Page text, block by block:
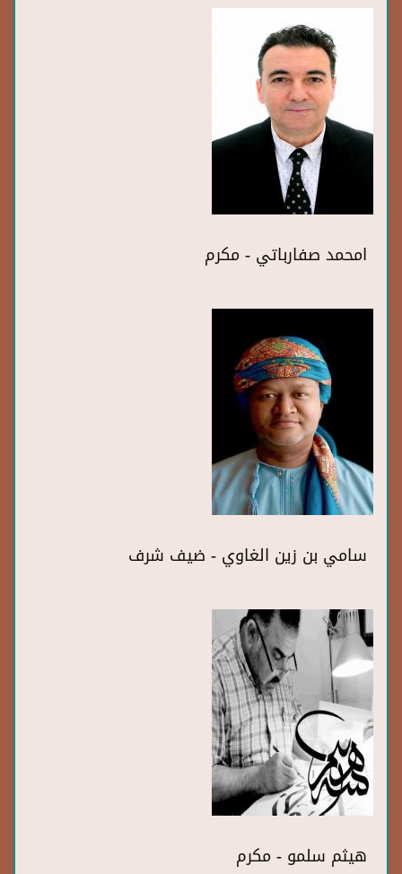
امحمد صفارباتي - مكرم
سامي بن زين الغاوي - ضيف شرف
هيثم سلمو - مكرم